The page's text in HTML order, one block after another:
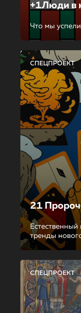
+1Люди в
Что мы
СПЕЦПРОЕКТ
21
Естественный
тренды
СПЕЦПРОЕКТ